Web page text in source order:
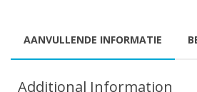
AANVULLENDE INFORMATIE
Additional Information